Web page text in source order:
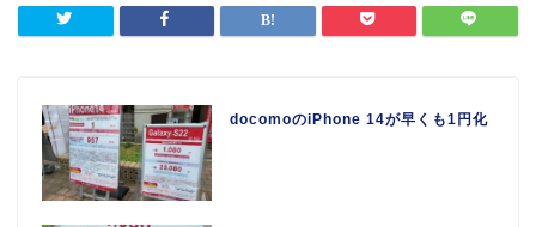
docomoのiPhone 14が早くも1円化